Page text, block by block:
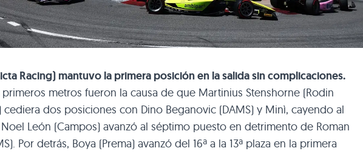
Racing) mantuvo la primera posición en la salida sin complicaciones.
metros fueron la causa de que Martinius Stenshorne (Rodin
dos posiciones con Dino Beganovic (DAMS) y Minì, cayendo al
León (Campos) avanzó al séptimo puesto en detrimento de Roman
Por detrás, Boya (Prema) avanzó del 16ª a la 13ª plaza en la primera